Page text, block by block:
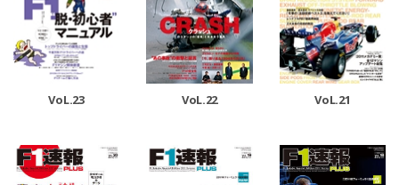
VoL.23 VoL.22 VoL.21